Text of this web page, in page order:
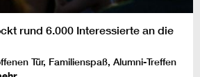
rund 6.000 Interessierte an die
Tür, Familienspaß, Alumni-Treffen